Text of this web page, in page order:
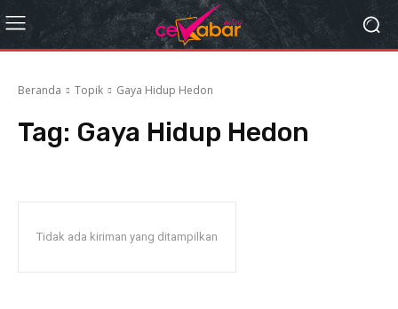
Beranda Topik Gaya Hidup Hedon
Tag: Gaya Hidup Hedon
Tidak ada kiriman yang ditampilkan